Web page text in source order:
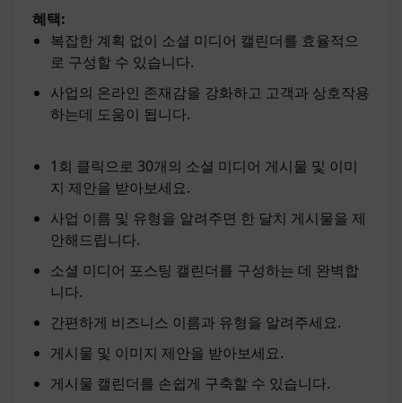
혜택:
복잡한 계획 없이 소셜 미디어 캘린더를 효율적으
로 구성할 수 있습니다.
사업의 온라인 존재감을 강화하고 고객과 상호작용
하는데 도움이 됩니다.
1회 클릭으로 30개의 소셜 미디어 게시물 및 이미
지 제안을 받아보세요.
사업 이름 및 유형을 알려주면 한 달치 게시물을 제
안해드립니다.
소셜 미디어 포스팅 캘린더를 구성하는 데 완벽합
니다.
간편하게 비즈니스 이름과 유형을 알려주세요.
게시물 및 이미지 제안을 받아보세요.
게시물 캘린더를 손쉽게 구축할 수 있습니다.